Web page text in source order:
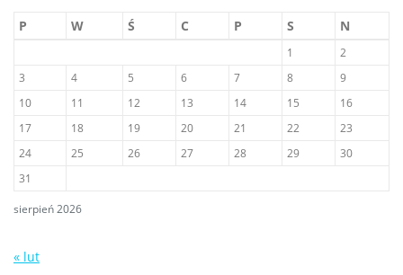
sierpień 2026
P W Ś C P S N
1
2
3
4 5 6 7 8
9
10
11 12 13 14 15
16
17
18 19 20 21 22
23
24
25 26 27 28 29
30
31
« lut